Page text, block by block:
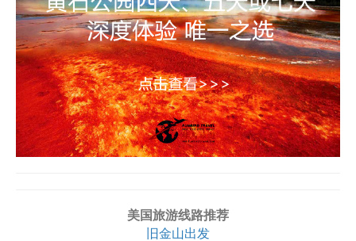
美国旅游线路推荐
旧金山出发